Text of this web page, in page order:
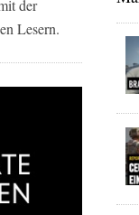
der
Lesern.